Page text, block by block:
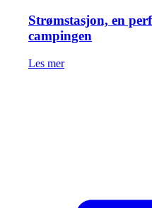
Strømstasjon, en
campingen
Les mer